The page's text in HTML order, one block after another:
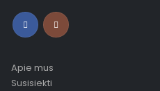
Apie mus
Susisiekti